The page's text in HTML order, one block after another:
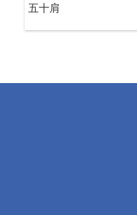
五十肩